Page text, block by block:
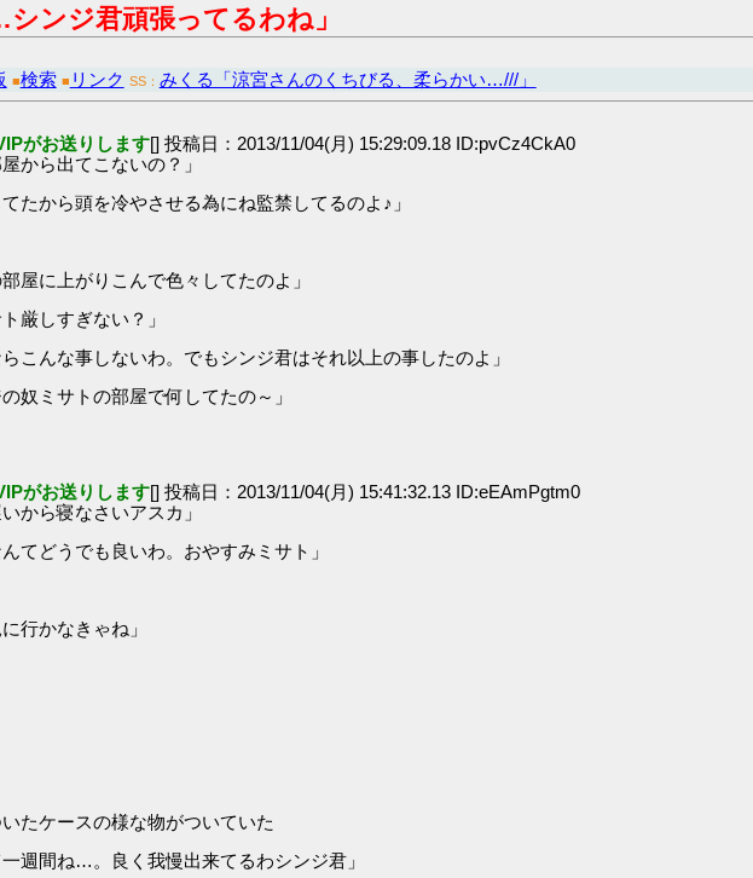
ンジ君頑張ってるわね」
■検索 ■ リンク SS： みくる「涼宮さんのくちびる、柔らかい…///」
がお送りします[] 投稿日：2013/11/04(月) 15:29:09.18 ID:pvCz4CkA0
から出てこないの？」
たから頭を冷やさせる為にね監禁してるのよ♪」
屋に上がりこんで色々してたのよ」
厳しすぎない？」
こんな事しないわ。でもシンジ君はそれ以上の事したのよ」
奴ミサトの部屋で何してたの～」
がお送りします[] 投稿日：2013/11/04(月) 15:41:32.13 ID:eEAmPgtm0
から寝なさいアスカ」
てどうでも良いわ。おやすみミサト」
行かなきゃね」
たケースの様な物がついていた
週間ね…。良く我慢出来てるわシンジ君」